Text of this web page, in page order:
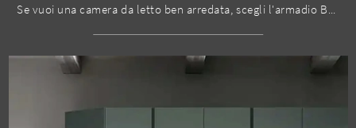
Se vuoi una camera da letto ben arredata, scegli l'armadio Brunale TV S159 con ante scorrevoli di Moretti Compact Giorno Notte!